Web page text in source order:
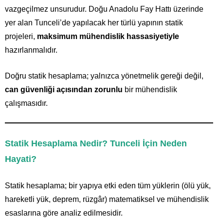
vazgeçilmez unsurudur. Doğu Anadolu Fay Hattı üzerinde
yer alan Tunceli’de yapılacak her türlü yapının statik
projeleri, maksimum mühendislik hassasiyetiyle
hazırlanmalıdır.
Doğru statik hesaplama; yalnızca yönetmelik gereği değil,
can güvenliği açısından zorunlu bir mühendislik
çalışmasıdır.
Statik Hesaplama Nedir? Tunceli İçin Neden
Hayati?
Statik hesaplama; bir yapıya etki eden tüm yüklerin (ölü yük,
hareketli yük, deprem, rüzgâr) matematiksel ve mühendislik
esaslarına göre analiz edilmesidir.